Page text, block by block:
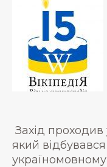
Захід
який
україномовному